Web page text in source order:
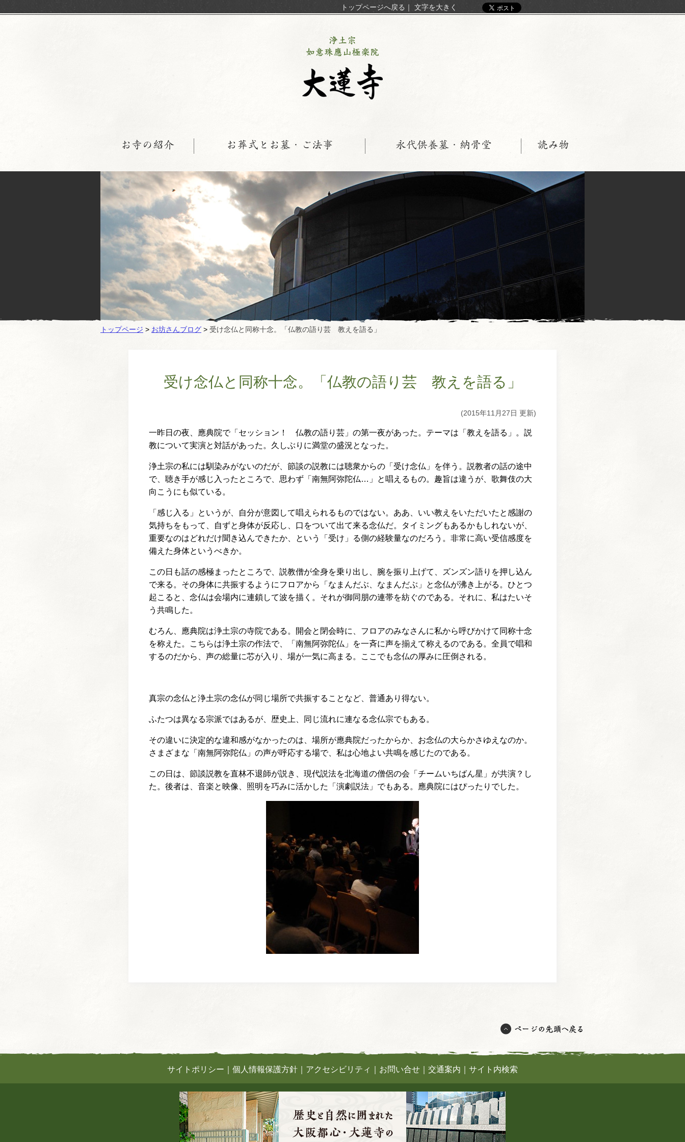
トップページへ戻る ｜ 文字を大きく
お寺の紹介 お葬式とお墓・ご法事 永代供養墓・納骨堂 読み物
トップページ > お坊さんブログ > 受け念仏と同称十念。「仏教の語り芸 教えを語る」
受け念仏と同称十念。「仏教の語り芸 教えを語る」
(2015年11月27日 更新)
一昨日の夜、應典院で「セッション！ 仏教の語り芸」の第一夜があった。テーマは「教えを語る」。説
教について実演と対話があった。久しぶりに満堂の盛況となった。
浄土宗の私には馴染みがないのだが、節談の説教には聴衆からの「受け念仏」を伴う。説教者の話の途中
で、聴き手が感じ入ったところで、思わず「南無阿弥陀仏…」と唱えるもの。趣旨は違うが、歌舞伎の大
向こうにも似ている。
「感じ入る」というが、自分が意図して唱えられるものではない。ああ、いい教えをいただいたと感謝の
気持ちをもって、自ずと身体が反応し、口をついて出て来る念仏だ。タイミングもあるかもしれないが、
重要なのはどれだけ聞き込んできたか、という「受け」る側の経験量なのだろう。非常に高い受信感度を
備えた身体というべきか。
この日も話の感極まったところで、説教僧が全身を乗り出し、腕を振り上げて、ズンズン語りを押し込ん
で来る。その身体に共振するようにフロアから「なまんだぶ、なまんだぶ」と念仏が沸き上がる。ひとつ
起こると、念仏は会場内に連鎖して波を描く。それが御同朋の連帯を紡ぐのである。それに、私はたいそ
う共鳴した。
むろん、應典院は浄土宗の寺院である。開会と閉会時に、フロアのみなさんに私から呼びかけて同称十念
を称えた。こちらは浄土宗の作法で、「南無阿弥陀仏」を一斉に声を揃えて称えるのである。全員で唱和
するのだから、声の総量に芯が入り、場が一気に高まる。ここでも念仏の厚みに圧倒される。
真宗の念仏と浄土宗の念仏が同じ場所で共振することなど、普通あり得ない。
ふたつは異なる宗派ではあるが、歴史上、同じ流れに連なる念仏宗でもある。
その違いに決定的な違和感がなかったのは、場所が應典院だったからか、お念仏の大らかさゆえなのか。
さまざまな「南無阿弥陀仏」の声が呼応する場で、私は心地よい共鳴を感じたのである。
この日は、節談説教を直林不退師が説き、現代説法を北海道の僧侶の会「チームいちばん星」が共演？し
た。後者は、音楽と映像、照明を巧みに活かした「演劇説法」でもある。應典院にはぴったりでした。
サイトポリシー 個人情報保護方針 アクセシビリティ お問い合せ 交通案内 サイト内検索